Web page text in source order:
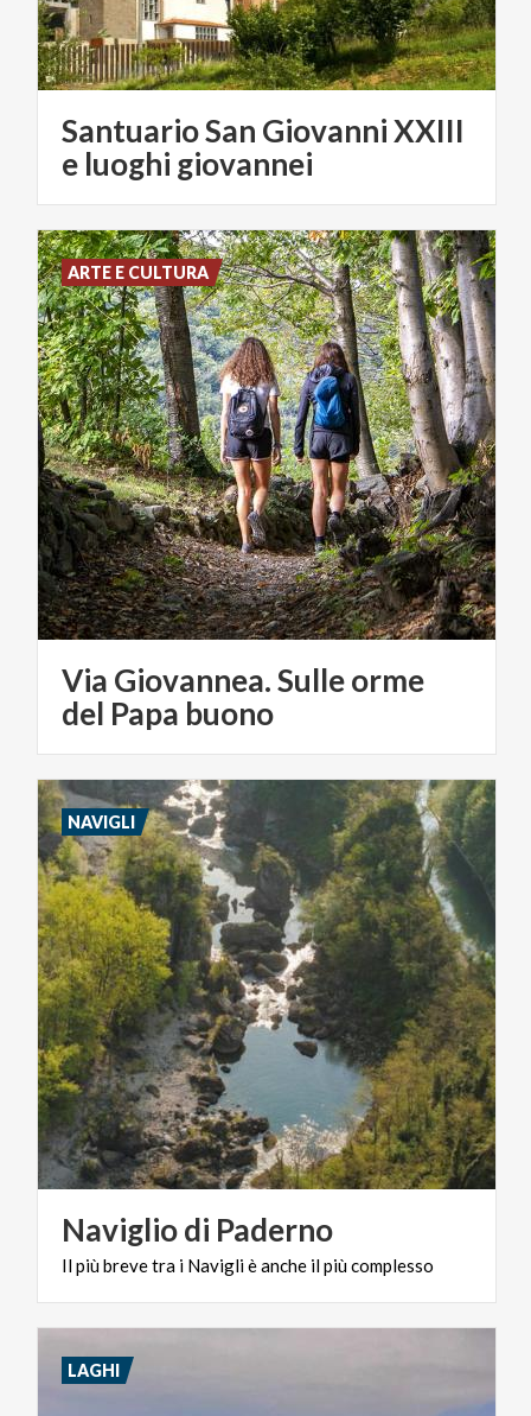
Santuario San Giovanni XXIII
e luoghi giovannei
Via Giovannea. Sulle orme
del Papa buono
ARTE E CULTURA
Navigliodi Paderno
Ilpiùbrevetra i Naviglièanche ilpiùcomplesso
NAVIGLI
LAGHI